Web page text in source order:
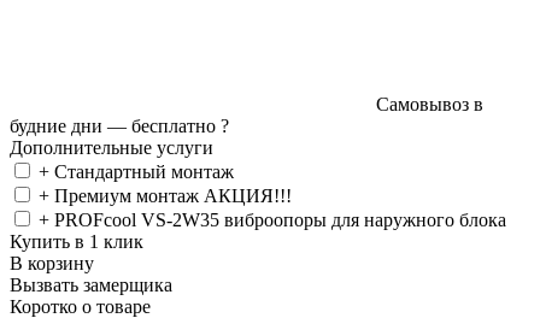
Самовывоз в
будние дни — бесплатно ?
Дополнительные услуги
+ Стандартный монтаж
+ Премиум монтаж АКЦИЯ!!!
+ PROFcool VS-2W35 виброопоры для наружного блока
Купить в 1 клик
В корзину
Вызвать замерщика
Коротко о товаре